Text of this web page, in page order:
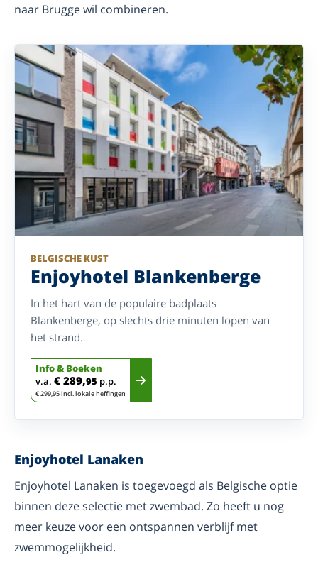
naar Brugge wil combineren.
BELGISCHE KUST
Enjoyhotel Blankenberge
In het hart van de populaire badplaats
Blankenberge, op slechts drie minuten lopen van
het strand.
Info & Boeken
v.a. € 289,95 p.p.
€ 299,95 incl. lokale heffingen
Enjoyhotel Lanaken
Enjoyhotel Lanaken is toegevoegd als Belgische optie
binnen deze selectie met zwembad. Zo heeft u nog
meer keuze voor een ontspannen verblijf met
zwemmogelijkheid.